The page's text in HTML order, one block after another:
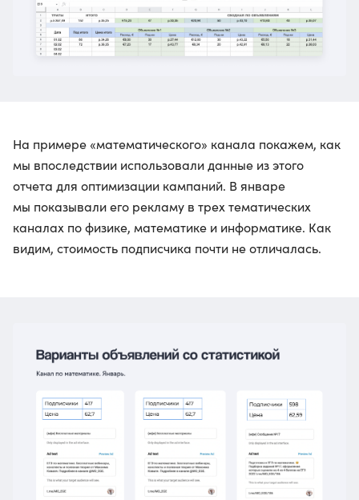
На примере «математического» канала покажем, как
мы впоследствии использовали данные из этого
отчета для оптимизации кампаний. В январе
мы показывали его рекламу в трех тематических
каналах по физике, математике и информатике. Как
видим, стоимость подписчика почти не отличалась.